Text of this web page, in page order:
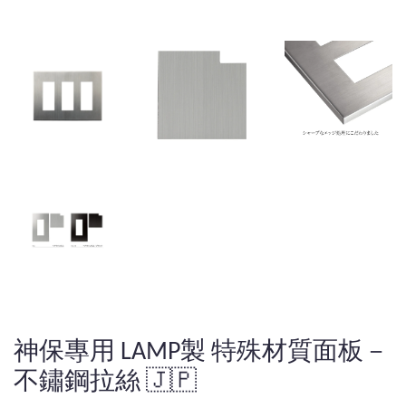
神保專用 LAMP製 特殊材質面板－
不鏽鋼拉絲 🇯🇵